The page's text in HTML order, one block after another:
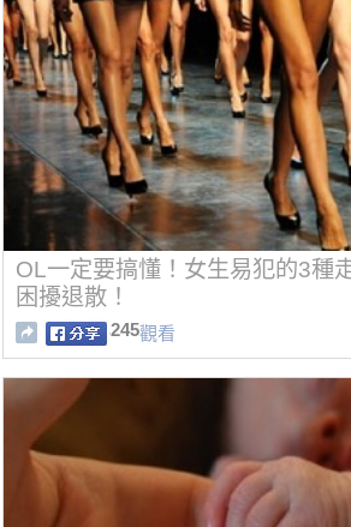
OL一定要搞懂！女生易犯的3種
困擾退散！
245觀看